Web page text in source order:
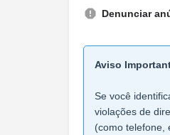
Denunciar
Aviso
Se você
violações de
(como telefone,